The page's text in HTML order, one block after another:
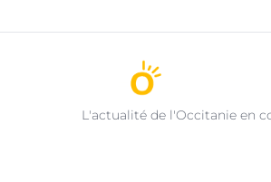
L'actualité de l'Occitanie en